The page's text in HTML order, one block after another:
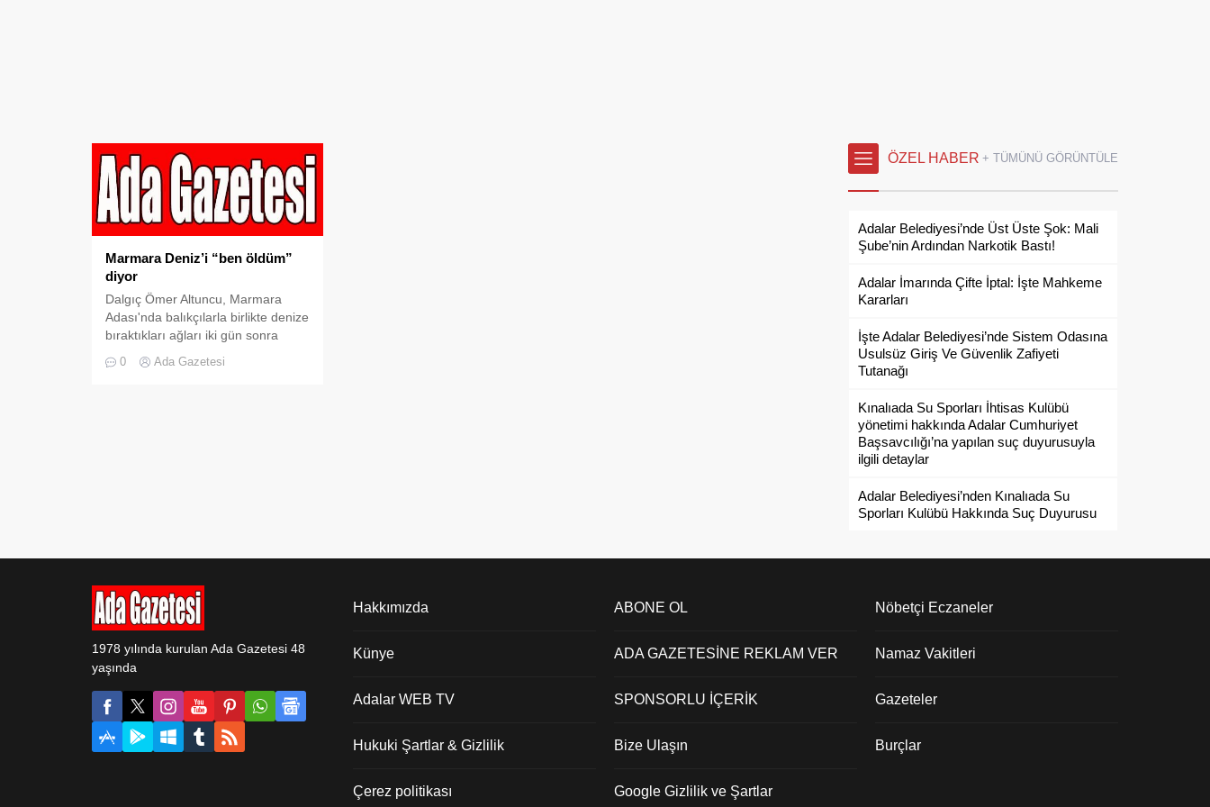
Marmara Deniz’i “ben öldüm”
diyor
Dalgıç Ömer Altuncu, Marmara
Adası'nda balıkçılarla birlikte denize
bıraktıkları ağları iki gün sonra
...
0 Ada Gazetesi
ÖZEL HABER + TÜMÜNÜ GÖRÜNTÜLE
Adalar Belediyesi’nde Üst Üste Şok: Mali
Şube’nin Ardından Narkotik Bastı!
Adalar İmarında Çifte İptal: İşte Mahkeme
Kararları
İşte Adalar Belediyesi’nde Sistem Odasına
Usulsüz Giriş Ve Güvenlik Zafiyeti
Tutanağı
Kınalıada Su Sporları İhtisas Kulübü
yönetimi hakkında Adalar Cumhuriyet
Başsavcılığı’na yapılan suç duyurusuyla
ilgili detaylar
Adalar Belediyesi’nden Kınalıada Su
Sporları Kulübü Hakkında Suç Duyurusu
1978 yılında kurulan Ada Gazetesi 48
yaşında
Hakkımızda
Künye
Adalar WEB TV
Hukuki Şartlar & Gizlilik
Çerez politikası
ABONE OL
ADA GAZETESİNE REKLAM VER
SPONSORLU İÇERİK
Bize Ulaşın
Google Gizlilik ve Şartlar
Nöbetçi Eczaneler
Namaz Vakitleri
Gazeteler
Burçlar